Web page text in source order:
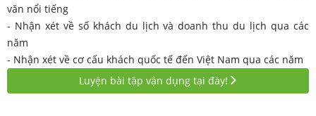
văn nổi tiếng
- Nhận xét về số khách du lịch và doanh thu du lịch qua các
năm
- Nhận xét về cơ cấu khách quốc tế đến Việt Nam qua các năm
Luyện bài tập vận dụng tại đây!